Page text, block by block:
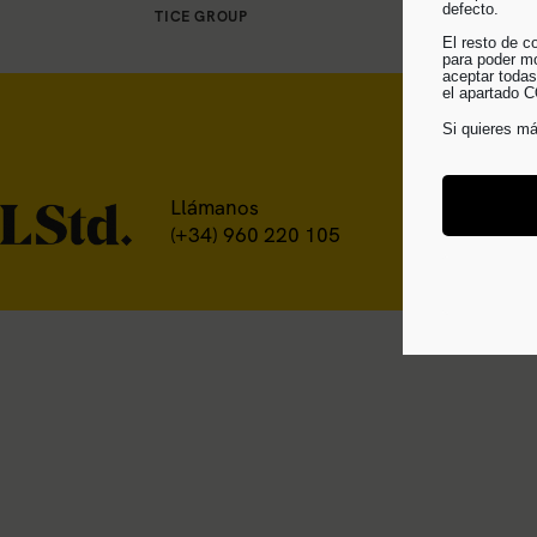
defecto.
El resto de
para poder
aceptar
el apartado
Si quieres
TICE GROUP
Llámanos
(+34) 960 220 105
O visítanos
Valencia,